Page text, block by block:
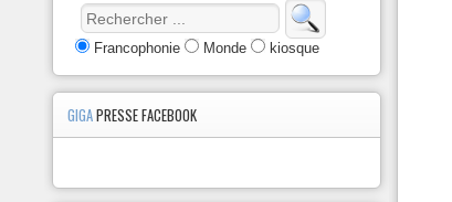
Francophonie Monde kiosque
GIGAPRESSE FACEBOOK